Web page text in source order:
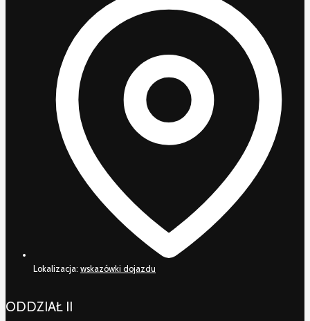
Lokalizacja: wskazówki dojazdu
ODDZIAŁ II